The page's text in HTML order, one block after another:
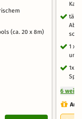
(ca. 20 x 8m)
1 x
und
1x
6